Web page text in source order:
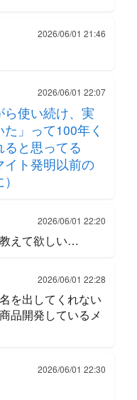
2026/06/01 21:46
2026/06/01 22:07
ら使い続け、実
」って100年く
ると思ってる
イト発明以前の
2026/06/01 22:20
えて欲しい…
2026/06/01 22:28
を出してくれない
品開発しているメ
2026/06/01 22:30